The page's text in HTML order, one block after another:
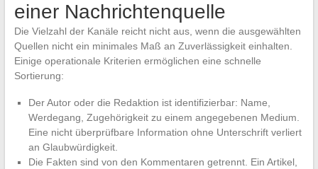
einer Nachrichtenquelle
Die Vielzahl der Kanäle reicht nicht aus, wenn die ausgewählten
Quellen nicht ein minimales Maß an Zuverlässigkeit einhalten.
Einige operationale Kriterien ermöglichen eine schnelle
Sortierung:
Der Autor oder die Redaktion ist identifizierbar: Name,
Werdegang, Zugehörigkeit zu einem angegebenen Medium.
Eine nicht überprüfbare Information ohne Unterschrift verliert
an Glaubwürdigkeit.
Die Fakten sind von den Kommentaren getrennt. Ein Artikel,